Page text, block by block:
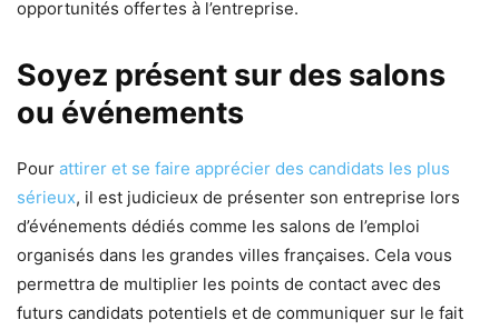
opportunités offertes à l’entreprise.
Soyez présent sur des salons
ou événements
Pour attirer et se faire apprécier des candidats les plus
sérieux, il est judicieux de présenter son entreprise lors
d’événements dédiés comme les salons de l’emploi
organisés dans les grandes villes françaises. Cela vous
permettra de multiplier les points de contact avec des
futurs candidats potentiels et de communiquer sur le fait